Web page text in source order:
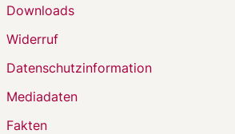
Downloads
Widerruf
Datenschutzinformation
Mediadaten
Fakten